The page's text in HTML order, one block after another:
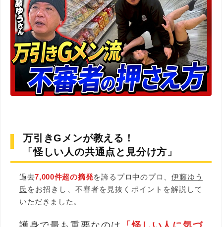
万引きGメンが教える！
「怪しい人の共通点と見分け方」
過去7,000件超の摘発を誇るプロ中のプロ、伊藤ゆう
氏 をお招きし、不審者を見抜くポイントを解説して
いただきました。